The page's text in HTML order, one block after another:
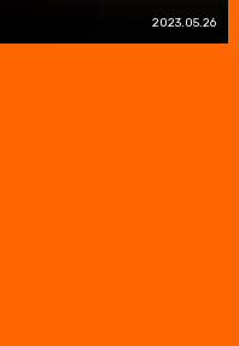
2023.05.26